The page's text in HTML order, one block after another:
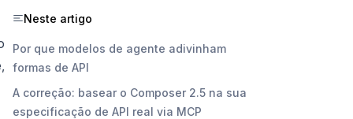
Neste artigo
Por que modelos de agente adivinham
formas de API
A correção: basear o Composer 2.5 na sua
especificação de API real via MCP